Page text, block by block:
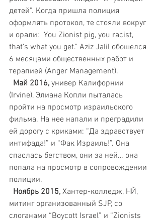
детей”. Когда пришла полиция
оформлять протокол, те стояли вокруг
и орали: "You Zionist pig, you racist,
that’s what you get." Aziz Jalil обошелся
6 месяцами общественных работ и
терапией (Anger Management).
  Май 2016,
универ Калифорнии
(Irvine), Элиана Копли пыталась
пройти на просмотр израильского
фильма. На нее напали и преградили
ей дорогу с криками: “Да здравствует
интифада!” и “Фак Израиль!”. Она
спаслась бегством, они за ней… она
попала на просмотр в сопровождении
полиции.
Ноябрь 2015, Хантер-колледж, НЙ,
митинг организованный SJP, со
слоганами “Boycott Israel” и “Zionists